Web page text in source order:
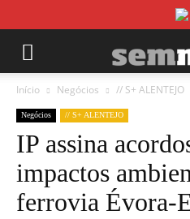
Início Negócios // S+ ALENTEJO
Negócios // S+ ALENTEJO
IP assina
impactos
ferrovia Évora-